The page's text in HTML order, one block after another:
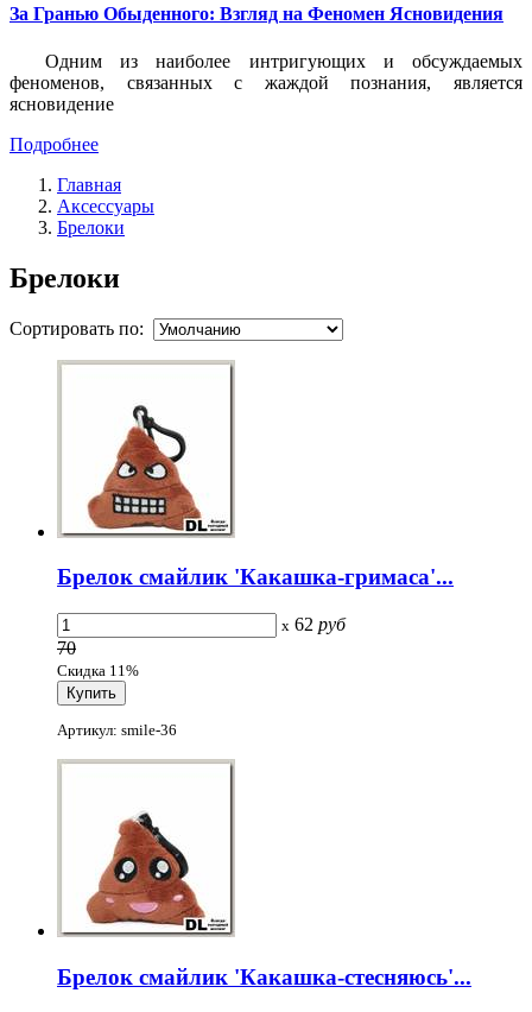
За Гранью Обыденного: Взгляд на Феномен Ясновидения
Одним из наиболее интригующих и обсуждаемых
феноменов, связанных с жаждой познания, является
ясновидение
Подробнее
Главная
Аксессуары
Брелоки
Брелоки
Сортировать по:
Брелок смайлик 'Какашка-гримаса'...
x 62 руб
70
Скидка 11%
Артикул: smile-36
Брелок смайлик 'Какашка-стесняюсь'...